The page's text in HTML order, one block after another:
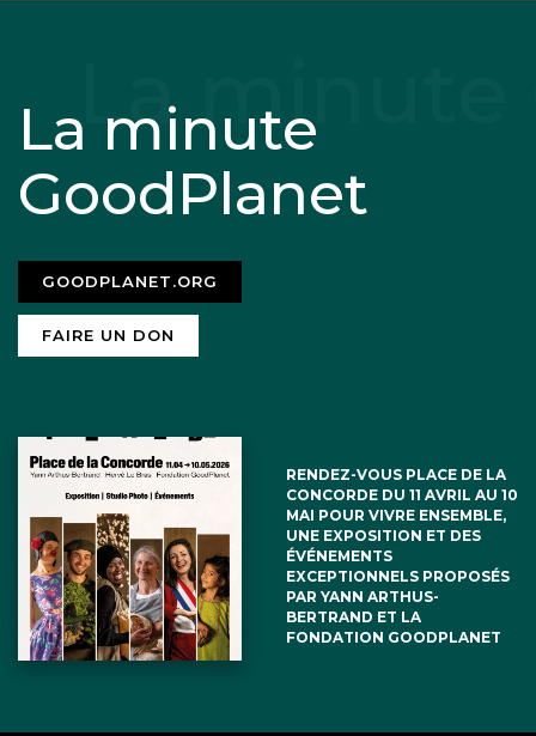
La minute
GoodPlanet
GOODPLANET.ORG
FAIRE UN DON
RENDEZ-VOUS PLACE DE LA
CONCORDE DU 11 AVRIL AU 10
MAI POUR VIVRE ENSEMBLE,
UNE EXPOSITION ET DES
ÉVÉNEMENTS
EXCEPTIONNELS PROPOSÉS
PAR YANN ARTHUS-
BERTRAND ET LA
FONDATION GOODPLANET